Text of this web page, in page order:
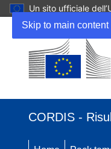
Skip to main content
Un sito ufficiale
CORDIS -